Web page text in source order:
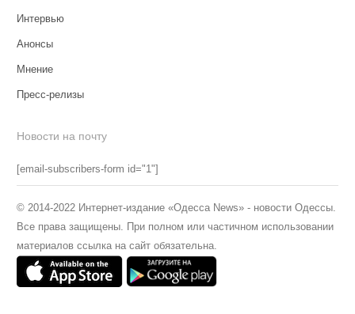
Интервью
Анонсы
Мнение
Пресс-релизы
Новости на почту
[email-subscribers-form id="1"]
© 2014-2022 Интернет-издание «Одесса News» - новости Одессы.
Все права защищены. При полном или частичном использовании
материалов ссылка на сайт обязательна.